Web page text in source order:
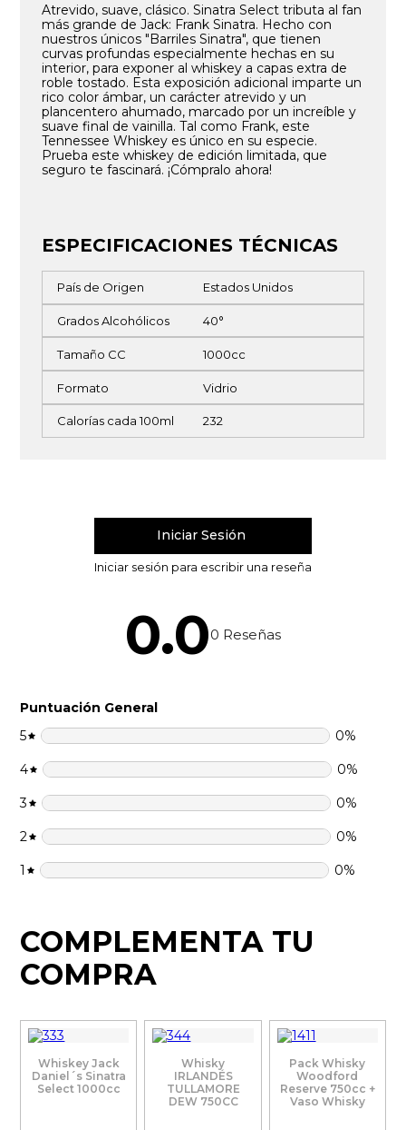
Atrevido, suave, clásico. Sinatra Select tributa al fan
más grande de Jack: Frank Sinatra. Hecho con
nuestros únicos "Barriles Sinatra", que tienen
curvas profundas especialmente hechas en su
interior, para exponer al whiskey a capas extra de
roble tostado. Esta exposición adicional imparte un
rico color ámbar, un carácter atrevido y un
plancentero ahumado, marcado por un increíble y
suave final de vainilla. Tal como Frank, este
Tennessee Whiskey es único en su especie.
Prueba este whiskey de edición limitada, que
seguro te fascinará. ¡Cómpralo ahora!
ESPECIFICACIONES TÉCNICAS
País de Origen Estados Unidos
Grados Alcohólicos 40°
Tamaño CC 1000cc
Formato Vidrio
Calorías cada 100ml 232
0.00 Reseñas
Puntuación General
5
0%
4 0%
3 0%
2 0%
1 0%
COMPLEMENTA TU
COMPRA
Whiskey Jack
Daniel´s Sinatra
Select 1000cc
Pack Whisky
Woodford
Reserve 750cc +
Vaso Whisky
Whisky
IRLANDÉS
TULLAMORE
DEW 750CC